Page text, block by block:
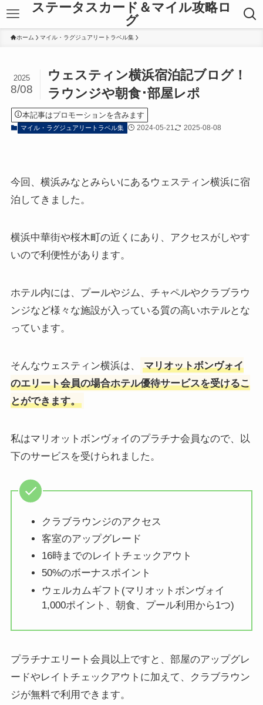
ステータスカード＆マイル攻略ロ
グ
ホーム マイル・ラグジュアリートラベル集
ウェスティン横浜宿泊記ブログ！
ラウンジや朝食･部屋レポ
2025
8/08
本記事はプロモーションを含みます
マイル・ラグジュアリートラベル集 2024-05-21 2025-08-08
今回、横浜みなとみらいにあるウェスティン横浜に宿
泊してきました。
横浜中華街や桜木町の近くにあり、アクセスがしやす
いので利便性があります。
ホテル内には、プールやジム、チャペルやクラブラウ
ンジなど様々な施設が入っている質の高いホテルとな
っています。
そんなウェスティン横浜は、
マリオットボンヴォイ
のエリート会員の場合ホテル優待サービスを受けるこ
とができます。
私はマリオットボンヴォイのプラチナ会員なので、以
下のサービスを受けられました。
クラブラウンジのアクセス
客室のアップグレード
16時までのレイトチェックアウト
50%のボーナスポイント
ウェルカムギフト(マリオットボンヴォイ
1,000ポイント、朝食、プール利用から1つ)
プラチナエリート会員以上ですと、部屋のアップグレ
ードやレイトチェックアウトに加えて、クラブラウン
ジが無料で利用できます。